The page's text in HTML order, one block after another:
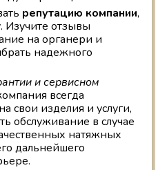
репутацию компании,
Изучите отзывы
на органери и
надежного
и сервисном
всегда
свои изделия и услуги,
обслуживание в случае
натяжных
дальнейшего